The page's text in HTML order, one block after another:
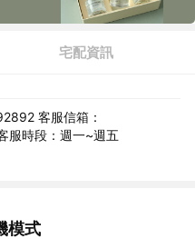
宅配資訊
客服信箱：
服時段：週一~週五
模式